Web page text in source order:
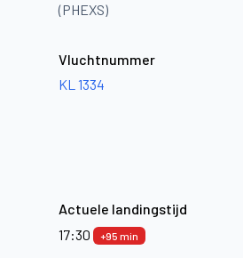
(PHEXS)
Vluchtnummer
KL 1334
Actuele landingstijd
17:30
+95 min